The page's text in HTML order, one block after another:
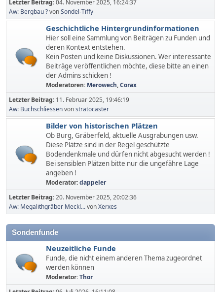
Letzter Beitrag:04. November 2025, 16:24:37
Aw: Bergbau ?vonSondel-Tiffy
Geschichtliche Hintergrundinformationen
Hier soll eine Sammlung von Beiträgen zu Funden und
deren Kontext entstehen.
Kein Posten und keine Diskussionen. Wer interessante
Beiträge veröffentlichen möchte, diese bitte an einen
der Admins schicken !
Moderatoren: Merowech,Corax
Letzter Beitrag: 11. Februar 2025, 19:46:19
Aw: Buchschliessenvonstratocaster
Bilder von historischen Plätzen
Ob Burg, Gräberfeld, aktuelle Ausgrabungen usw.
Diese Plätze sind in der Regel geschützte
Bodendenkmale und dürfen nicht abgesucht werden !
Bei sensiblen Plätzen bitte nur die ungefähre Lage
angeben !
Moderator:dappeler
Letzter Beitrag:20. November 2025, 20:02:36
Aw: Megalithgräber Meckl...vonXerxes
Sondenfunde
Neuzeitliche Funde
Funde, die nicht einem anderen Thema zugeordnet
werden können
Moderator:Thor